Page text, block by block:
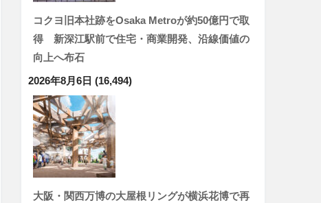
コクヨ旧本社跡をOsaka Metroが約50億円で取
得 新深江駅前で住宅・商業開発、沿線価値の
向上へ布石
2026年8月6日 (16,494)
大阪・関西万博の大屋根リングが横浜花博で再